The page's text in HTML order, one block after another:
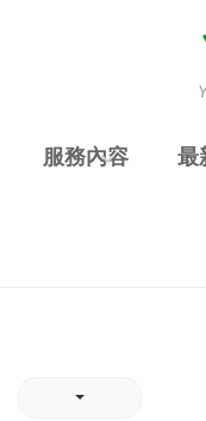
服務內容 最